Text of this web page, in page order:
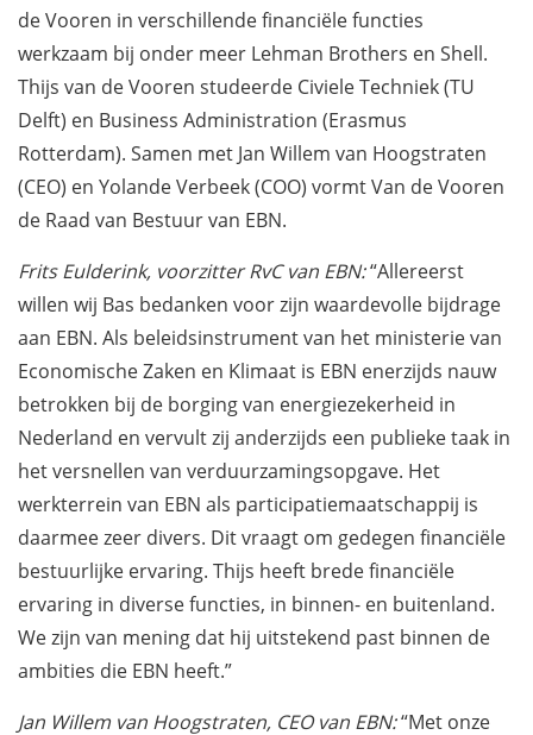
de Vooren in verschillende financiële functies
werkzaam bij onder meer Lehman Brothers en Shell.
Thijs van de Vooren studeerde Civiele Techniek (TU
Delft) en Business Administration (Erasmus
Rotterdam). Samen met Jan Willem van Hoogstraten
(CEO) en Yolande Verbeek (COO) vormt Van de Vooren
de Raad van Bestuur van EBN.
Frits Eulderink, voorzitter RvC van EBN:“Allereerst
willen wij Bas bedanken voor zijn waardevolle bijdrage
aan EBN. Als beleidsinstrument van het ministerie van
Economische Zaken en Klimaat is EBN enerzijds nauw
betrokken bij de borging van energiezekerheid in
Nederland en vervult zij anderzijds een publieke taak in
het versnellen van verduurzamingsopgave. Het
werkterrein van EBN als participatiemaatschappij is
daarmee zeer divers. Dit vraagt om gedegen financiële
bestuurlijke ervaring. Thijs heeft brede financiële
ervaring in diverse functies, in binnen- en buitenland.
We zijn van mening dat hij uitstekend past binnen de
ambities die EBN heeft.”
Jan Willem van Hoogstraten, CEO van EBN:“Met onze